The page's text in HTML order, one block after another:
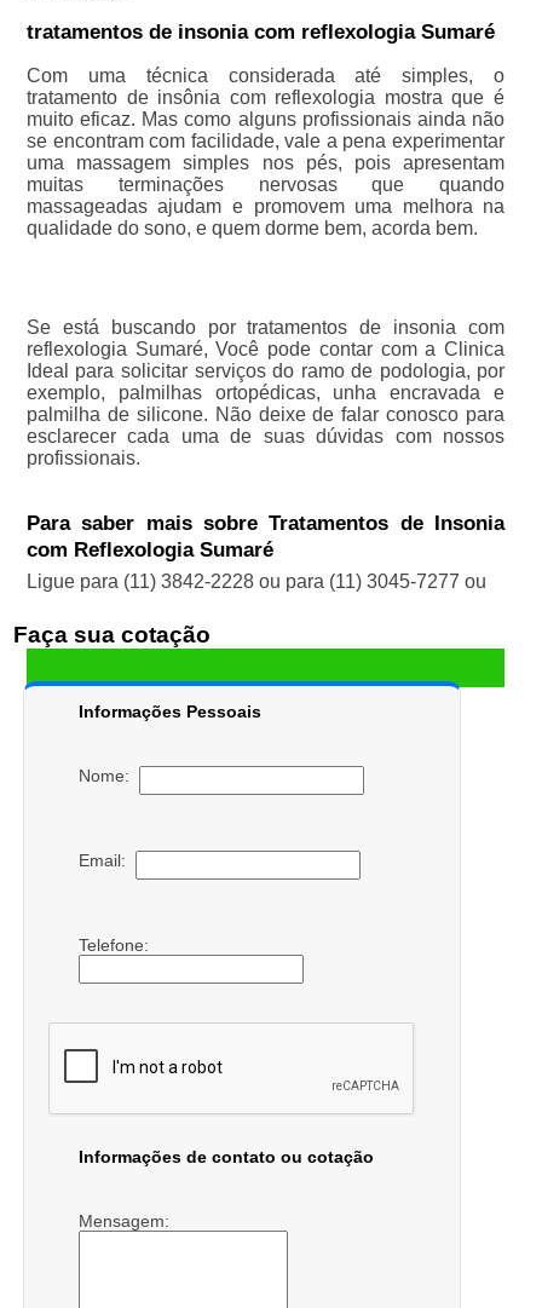
tratamentos de insonia com reflexologia Sumaré
Com uma técnica considerada até simples, o
tratamento de insônia com reflexologia mostra que é
muito eficaz. Mas como alguns profissionais ainda não
se encontram com facilidade, vale a pena experimentar
uma massagem simples nos pés, pois apresentam
muitas terminações nervosas que quando
massageadas ajudam e promovem uma melhora na
qualidade do sono, e quem dorme bem, acorda bem.
Se está buscando por tratamentos de insonia com
reflexologia Sumaré, Você pode contar com a Clinica
Ideal para solicitar serviços do ramo de podologia, por
exemplo, palmilhas ortopédicas, unha encravada e
palmilha de silicone. Não deixe de falar conosco para
esclarecer cada uma de suas dúvidas com nossos
profissionais.
Para saber mais sobre Tratamentos de Insonia
com Reflexologia Sumaré
Ligue para (11) 3842-2228ou para (11) 3045-7277 ou
Faça sua cotação
Informações Pessoais
Nome:
Email:
Telefone:
Informações de contato ou cotação
Mensagem: